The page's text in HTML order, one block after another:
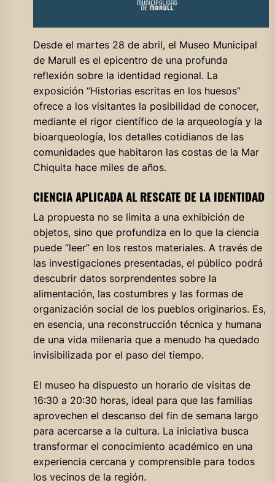
Desde el martes 28 de abril, el Museo Municipal
de Marull es el epicentro de una profunda
reflexión sobre la identidad regional. La
exposición “Historias escritas en los huesos”
ofrece a los visitantes la posibilidad de conocer,
mediante el rigor científico de la arqueología y la
bioarqueología, los detalles cotidianos de las
comunidades que habitaron las costas de la Mar
Chiquita hace miles de años.
CIENCIA APLICADA AL RESCATE DE LA IDENTIDAD
La propuesta no se limita a una exhibición de
objetos, sino que profundiza en lo que la ciencia
puede “leer” en los restos materiales. A través de
las investigaciones presentadas, el público podrá
descubrir datos sorprendentes sobre la
alimentación, las costumbres y las formas de
organización social de los pueblos originarios. Es,
en esencia, una reconstrucción técnica y humana
de una vida milenaria que a menudo ha quedado
invisibilizada por el paso del tiempo.
El museo ha dispuesto un horario de visitas de
16:30 a 20:30 horas, ideal para que las familias
aprovechen el descanso del fin de semana largo
para acercarse a la cultura. La iniciativa busca
transformar el conocimiento académico en una
experiencia cercana y comprensible para todos
los vecinos de la región.